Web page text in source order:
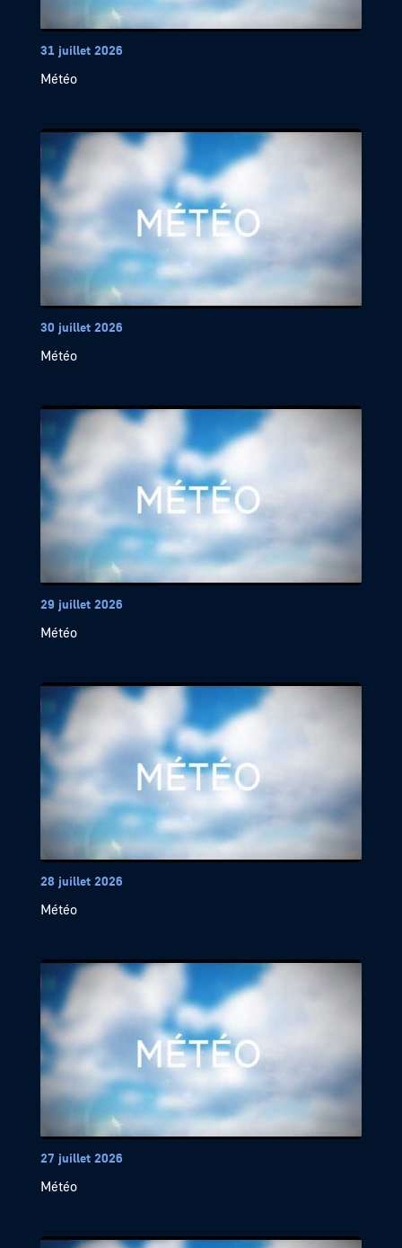
31 juillet 2026
Météo
30 juillet 2026
Météo
29 juillet 2026
Météo
28 juillet 2026
Météo
27 juillet 2026
Météo